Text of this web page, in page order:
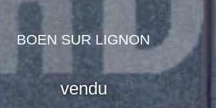
BOEN SUR LIGNON
vendu